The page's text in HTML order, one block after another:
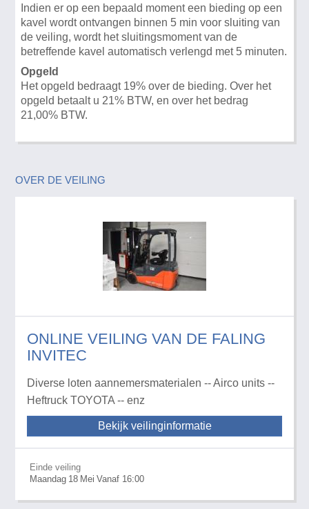
Indien er op een bepaald moment een bieding op een
kavel wordt ontvangen binnen 5 min voor sluiting van
de veiling, wordt het sluitingsmoment van de
betreffende kavel automatisch verlengd met 5 minuten.
Opgeld
Het opgeld bedraagt 19% over de bieding. Over het
opgeld betaalt u 21% BTW, en over het bedrag
21,00% BTW.
OVER DE VEILING
ONLINE VEILING VAN DE FALING
INVITEC
Diverse loten aannemersmaterialen -- Airco units --
Heftruck TOYOTA -- enz
Bekijk veilinginformatie
Einde veiling
Maandag 18 Mei Vanaf 16:00